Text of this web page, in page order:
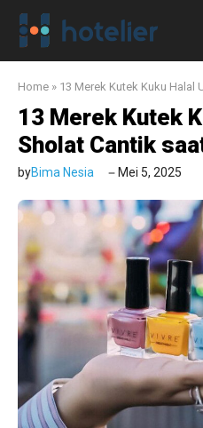
Langsung
Home » 13 Merek Kutek Kuku Halal
13 Merek Kutek
Sholat Cantik
byBima Nesia Mei 5, 2025